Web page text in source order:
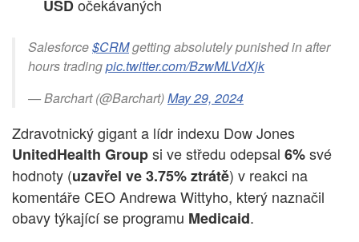
USDočekávaných
Salesforce$CRMgetting absolutely punished in after
hours tradingpic.twitter.com/BzwMLVdXjk
— Barchart (@Barchart)May 29, 2024
Zdravotnický gigant a lídr indexu Dow Jones
UnitedHealth Groupsi ve středu odepsal 6%své
hodnoty (uzavřel ve 3.75% ztrátě) v reakci na
komentáře CEO Andrewa Wittyho, který naznačil
obavy týkající se programu Medicaid.